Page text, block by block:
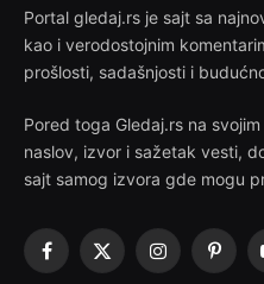
Portal gledaj.rs je sajt sa
kao i verodostojnim
prošlosti, sadašnjosti i
Pored toga Gledaj.rs na
naslov, izvor i sažetak vesti,
sajt samog izvora gde mogu
Facebook
X
Instagram